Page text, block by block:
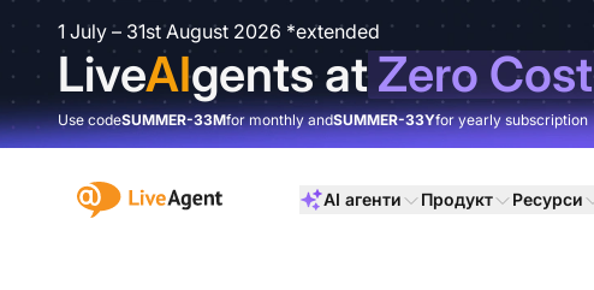
1 July – 31st August 2026 *extended
LiveAIgents atZero Cost
Use codeSUMMER-33Mfor monthly andSUMMER-33Yfor yearly subscription
:site.title AI агенти Продукт Ресурси